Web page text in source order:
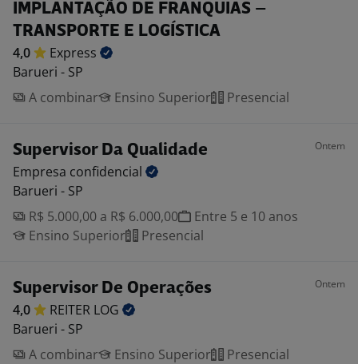
IMPLANTAÇÃO DE FRANQUIAS –
TRANSPORTE E LOGÍSTICA
4,0
Express
Barueri - SP
A combinar
Ensino Superior Presencial
Supervisor Da Qualidade Ontem
Empresa confidencial
Barueri - SP
R$ 5.000,00 a R$ 6.000,00
Entre 5 e 10 anos
Ensino Superior
Presencial
Supervisor De Operações Ontem
4,0 REITER LOG
Barueri - SP
A combinar
Ensino Superior Presencial